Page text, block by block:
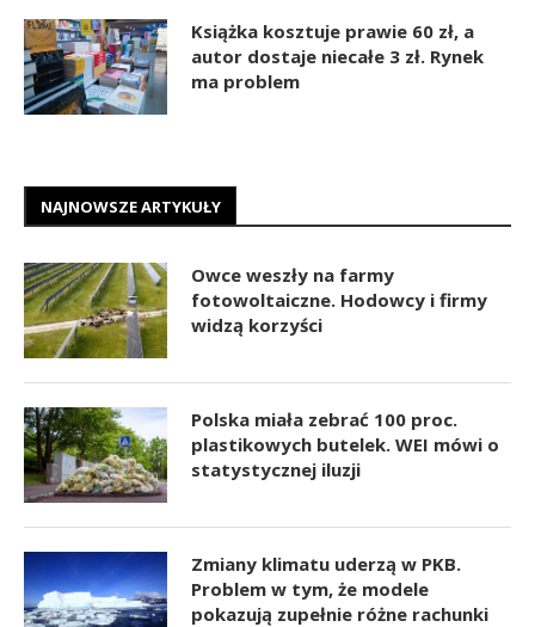
Książka kosztuje prawie 60 zł, a
autor dostaje niecałe 3 zł. Rynek
ma problem
NAJNOWSZE ARTYKUŁY
Owce weszły na farmy
fotowoltaiczne. Hodowcy i firmy
widzą korzyści
Polska miała zebrać 100 proc.
plastikowych butelek. WEI mówi o
statystycznej iluzji
Zmiany klimatu uderzą w PKB.
Problem w tym, że modele
pokazują zupełnie różne rachunki